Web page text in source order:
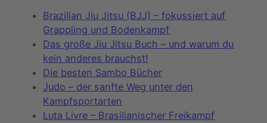
Brazilian Jiu Jitsu (BJJ) – fokussiert auf
Grappling und Bodenkampf
Das große Jiu Jitsu Buch – und warum du
kein anderes brauchst!
Die besten Sambo Bücher
Judo – der sanfte Weg unter den
Kampfsportarten
Luta Livre – Brasilianischer Freikampf